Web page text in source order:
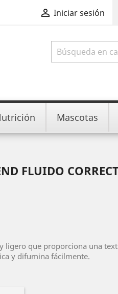
 Iniciar sesión
Mascotas
FLUIDO
ligero que proporciona una
y difumina fácilmente.